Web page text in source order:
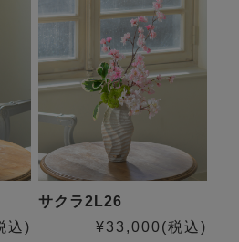
込)
サクラ2L26
¥33,000(税込)